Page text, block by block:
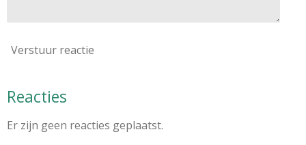
Verstuur reactie
Reacties
Er zijn geen reacties geplaatst.